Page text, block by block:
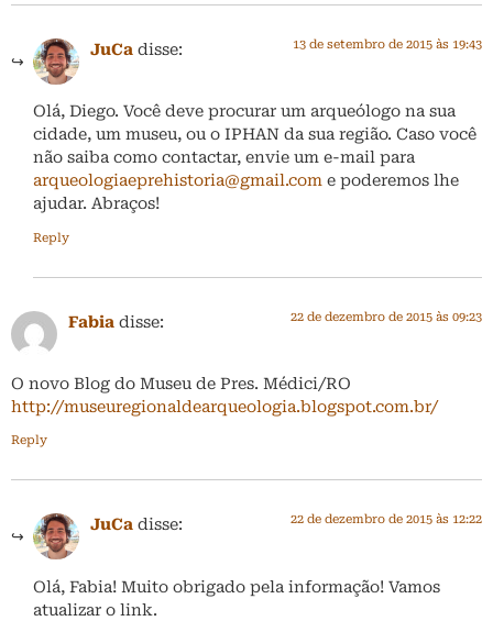
JuCa disse: 13 de setembro de 2015 às 19:43
Olá, Diego. Você deve procurar um arqueólogo na sua
cidade, um museu, ou o IPHAN da sua região. Caso você
não saiba como contactar, envie um e-mail para
arqueologiaeprehistoria@gmail.com e poderemos lhe
ajudar. Abraços!
Reply
Fabia disse: 22 de dezembro de 2015 às 09:23
O novo Blog do Museu de Pres. Médici/RO
http://museuregionaldearqueologia.blogspot.com.br/
Reply
JuCa disse: 22 de dezembro de 2015 às 12:22
Olá, Fabia! Muito obrigado pela informação! Vamos
atualizar o link.